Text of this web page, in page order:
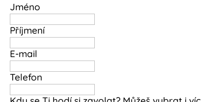
Jméno
Příjmení
E-mail
Telefon